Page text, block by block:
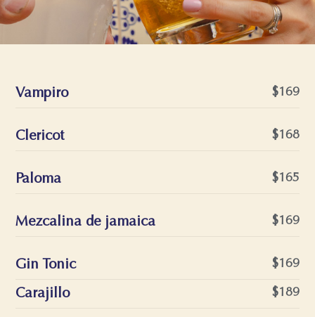
Vampiro $169
Clericot $168
Paloma $165
Mezcalina de jamaica $169
Gin Tonic $169
Carajillo $189